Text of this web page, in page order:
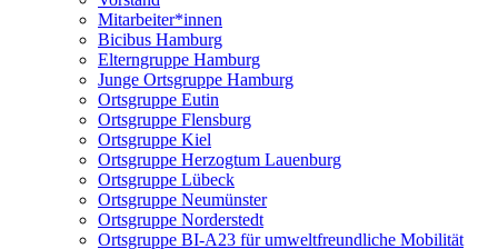
Mitarbeiter*innen
Bicibus Hamburg
Elterngruppe Hamburg
Junge Ortsgruppe Hamburg
Ortsgruppe Eutin
Ortsgruppe Flensburg
Ortsgruppe Kiel
Ortsgruppe Herzogtum Lauenburg
Ortsgruppe Lübeck
Ortsgruppe Neumünster
Ortsgruppe Norderstedt
Ortsgruppe BI-A23 für umweltfreundliche Mobilität